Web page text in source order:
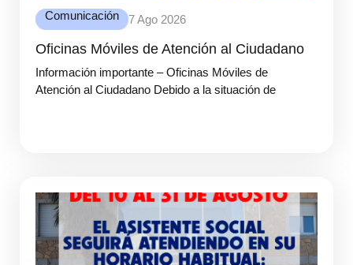
Comunicación 7 Ago 2026
Oficinas Móviles de Atención al Ciudadano
Información importante – Oficinas Móviles de
Atención al Ciudadano Debido a la situación de